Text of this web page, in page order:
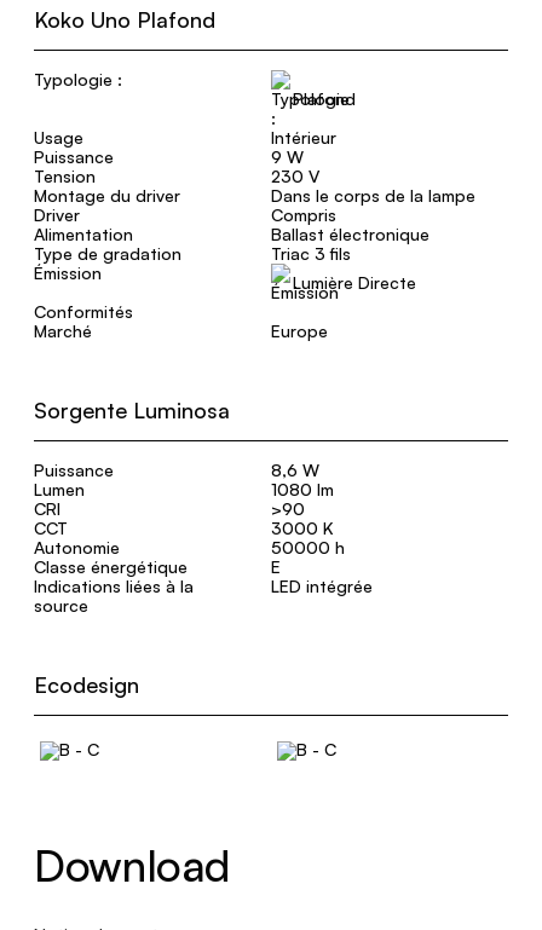
Koko Uno Plafond
Typologie :
Plafond
Usage
Intérieur
Puissance
9 W
Tension
230 V
Montage du driver
Dans le corps de la lampe
Driver
Compris
Alimentation
Ballast électronique
Type de gradation
Triac 3 fils
Émission
Lumière Directe
Conformités
Marché
Europe
Sorgente Luminosa
Puissance
8,6 W
Lumen
1080 lm
CRI
>90
CCT
3000 K
Autonomie
50000 h
Classe énergétique
E
Indications liées à la
source
LED intégrée
Ecodesign
Download